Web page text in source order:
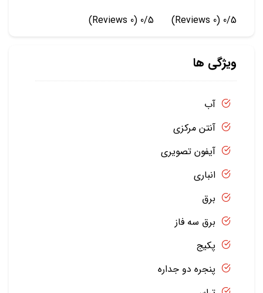
0/5
(0 Reviews)
0/5
(0 Reviews)
ویژگی ها
آب
آنتن مرکزی
آیفون تصویری
انباری
برق
برق سه فاز
پکیج
پنجره دو جداره